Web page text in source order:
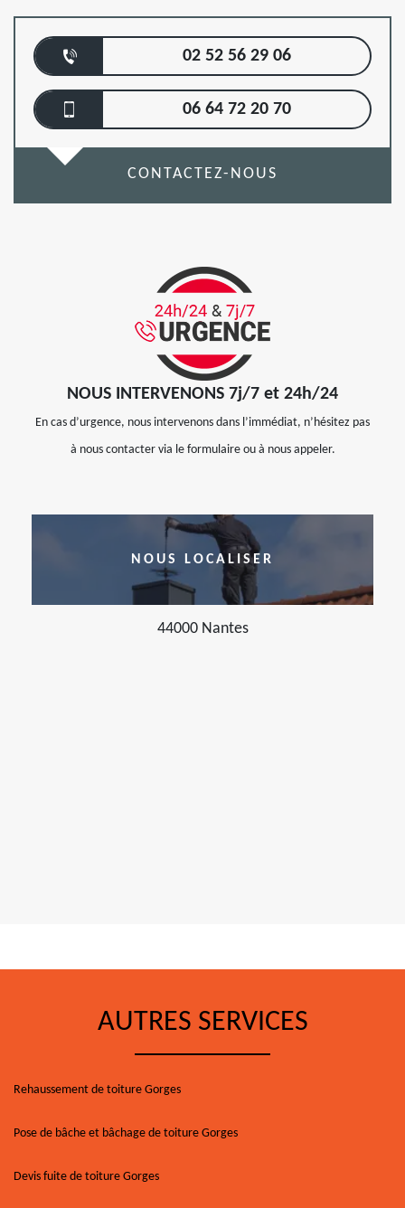
02 52 56 29 06
06 64 72 20 70
CONTACTEZ-NOUS
NOUS INTERVENONS 7j/7 et 24h/24
En cas d’urgence, nous intervenons dans l’immédiat, n’hésitez pas
à nous contacter via le formulaire ou à nous appeler.
NOUS LOCALISER
44000 Nantes
AUTRES SERVICES
Rehaussement de toiture Gorges
Pose de bâche et bâchage de toiture Gorges
Devis fuite de toiture Gorges